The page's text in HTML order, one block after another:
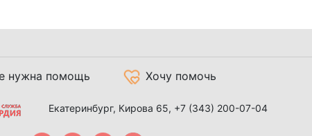
нужна помощь Хочу помочь
Екатеринбург, Кирова 65, +7 (343) 200-07-04